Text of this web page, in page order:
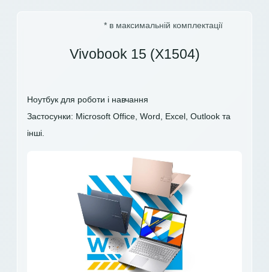
* в максимальній комплектації
Vivobook 15 (X1504)
Ноутбук для роботи і навчання
Застосунки: Microsoft Office, Word, Excel, Outlook та
інші.